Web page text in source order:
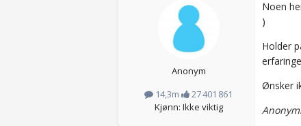
Anonym
14,3m
27 401 861
Kjønn: Ikke viktig
Noen
)
Holder
Ønsker